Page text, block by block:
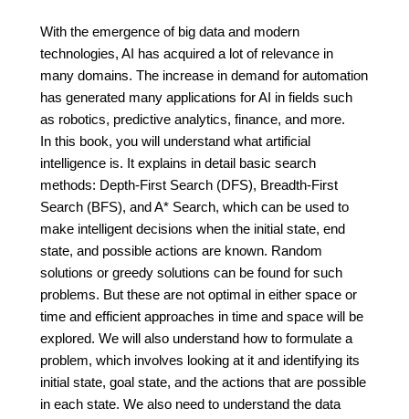
With the emergence of big data and modern
technologies, AI has acquired a lot of relevance in
many domains. The increase in demand for automation
has generated many applications for AI in fields such
as robotics, predictive analytics, finance, and more.
In this book, you will understand what artificial
intelligence is. It explains in detail basic search
methods: Depth-First Search (DFS), Breadth-First
Search (BFS), and A* Search, which can be used to
make intelligent decisions when the initial state, end
state, and possible actions are known. Random
solutions or greedy solutions can be found for such
problems. But these are not optimal in either space or
time and efficient approaches in time and space will be
explored. We will also understand how to formulate a
problem, which involves looking at it and identifying its
initial state, goal state, and the actions that are possible
in each state. We also need to understand the data